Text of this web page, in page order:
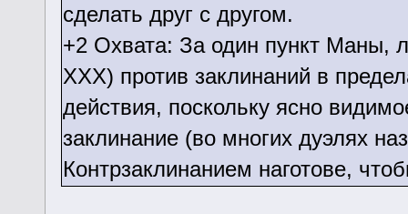
сделать друг с другом.
+2 Охвата: За один пункт Маны,
ХХХ) против заклинаний в
действия, поскольку ясно
заклинание (во многих дуэлях
Контрзаклинанием наготове,